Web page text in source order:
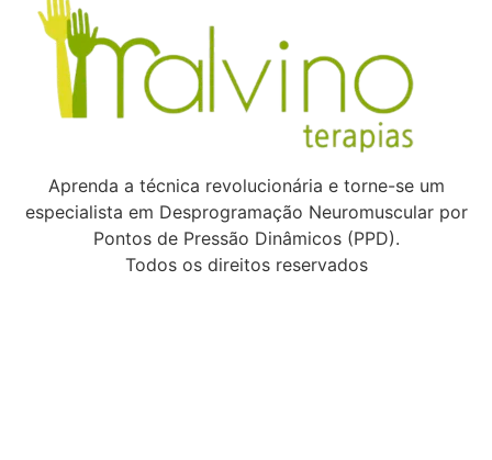
Aprenda a técnica revolucionária e torne-se um
especialista em Desprogramação Neuromuscular por
Pontos de Pressão Dinâmicos (PPD).
Todos os direitos reservados